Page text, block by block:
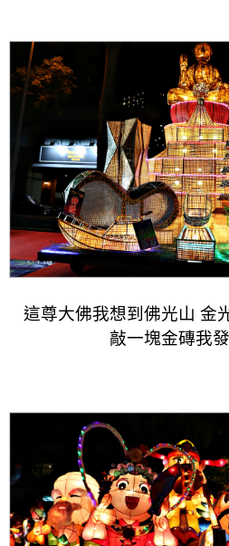
這尊大佛我想到佛光山 金
敲一塊金磚我